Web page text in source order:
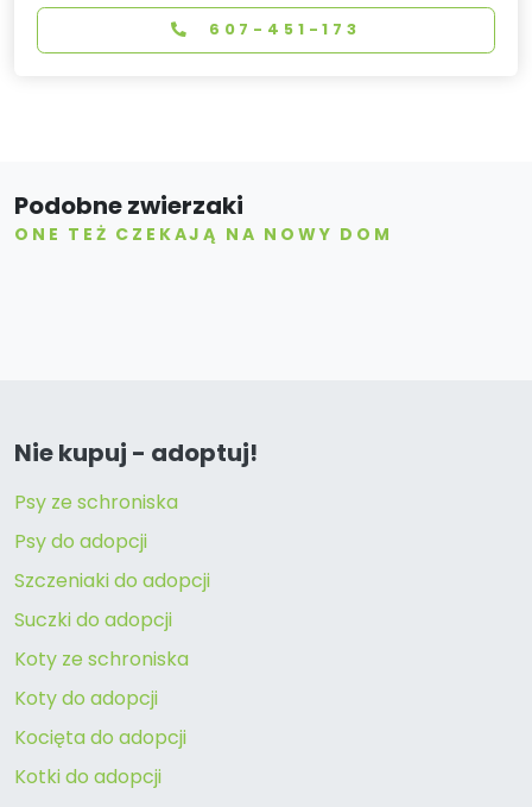
607-451-173
Podobne zwierzaki
ONE TEŻ CZEKAJĄ NA NOWY DOM
Nie kupuj - adoptuj!
Psy ze schroniska
Psy do adopcji
Szczeniaki do adopcji
Suczki do adopcji
Koty ze schroniska
Koty do adopcji
Kocięta do adopcji
Kotki do adopcji